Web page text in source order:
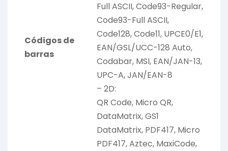
Códigos de
barras
Full ASCII, Code93-Regular,
Code93-Full ASCII,
Code128, Code11, UPCE0/E1,
EAN/GSL/UCC-128 Auto,
Codabar, MSI, EAN/JAN-13,
UPC-A, JAN/EAN-8
– 2D:
QR Code, Micro QR,
DataMatrix, GS1
DataMatrix, PDF417, Micro
PDF417, Aztec, MaxiCode,